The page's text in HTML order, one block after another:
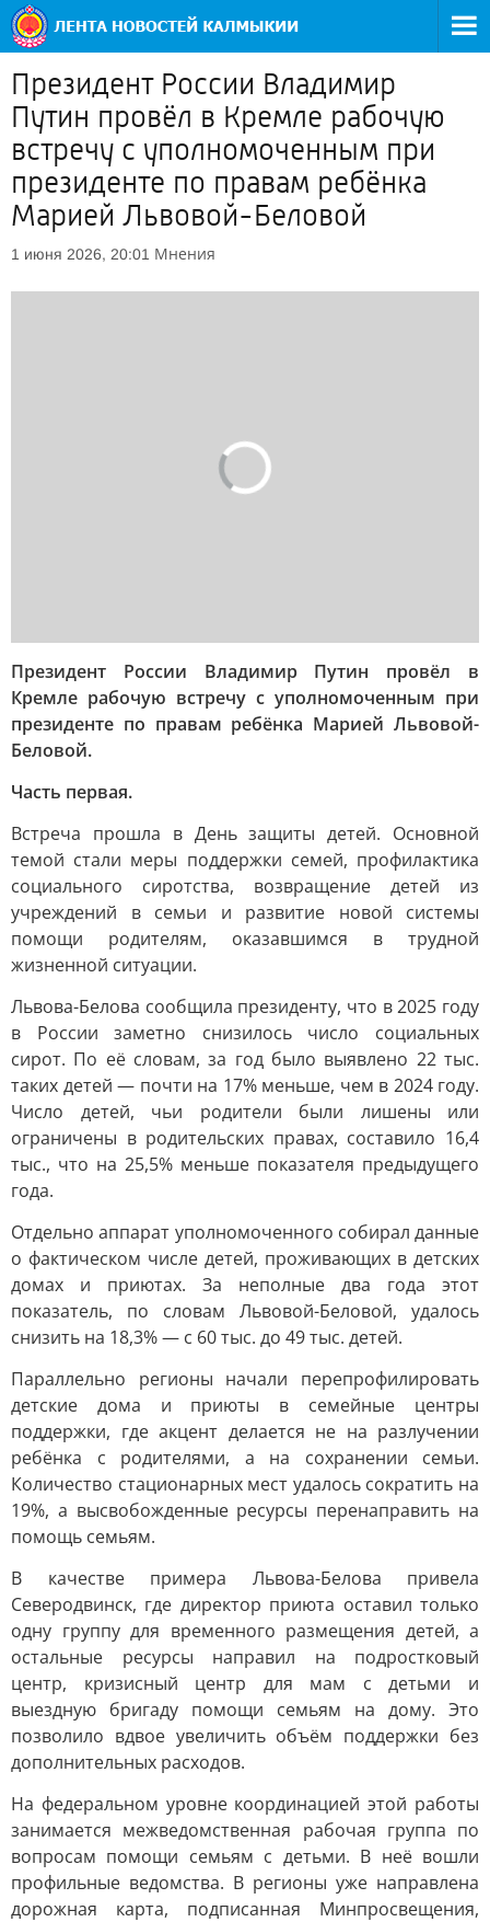
Президент России Владимир
Путин провёл в Кремле рабочую
встречу с уполномоченным при
президенте по правам ребёнка
Марией Львовой-Беловой
1 июня 2026, 20:01 Мнения
Президент России Владимир Путин провёл в
Кремле рабочую встречу с уполномоченным при
президенте по правам ребёнка Марией Львовой-
Беловой.
Часть первая.
Встреча прошла в День защиты детей. Основной
темой стали меры поддержки семей, профилактика
социального сиротства, возвращение детей из
учреждений в семьи и развитие новой системы
помощи родителям, оказавшимся в трудной
жизненной ситуации.
Львова-Белова сообщила президенту, что в 2025 году
в России заметно снизилось число социальных
сирот. По её словам, за год было выявлено 22 тыс.
таких детей — почти на 17% меньше, чем в 2024 году.
Число детей, чьи родители были лишены или
ограничены в родительских правах, составило 16,4
тыс., что на 25,5% меньше показателя предыдущего
года.
Отдельно аппарат уполномоченного собирал данные
о фактическом числе детей, проживающих в детских
домах и приютах. За неполные два года этот
показатель, по словам Львовой-Беловой, удалось
снизить на 18,3% — с 60 тыс. до 49 тыс. детей.
Параллельно регионы начали перепрофилировать
детские дома и приюты в семейные центры
поддержки, где акцент делается не на разлучении
ребёнка с родителями, а на сохранении семьи.
Количество стационарных мест удалось сократить на
19%, а высвобожденные ресурсы перенаправить на
помощь семьям.
В качестве примера Львова-Белова привела
Северодвинск, где директор приюта оставил только
одну группу для временного размещения детей, а
остальные ресурсы направил на подростковый
центр, кризисный центр для мам с детьми и
выездную бригаду помощи семьям на дому. Это
позволило вдвое увеличить объём поддержки без
дополнительных расходов.
На федеральном уровне координацией этой работы
занимается межведомственная рабочая группа по
вопросам помощи семьям с детьми. В неё вошли
профильные ведомства. В регионы уже направлена
дорожная карта, подписанная Минпросвещения,